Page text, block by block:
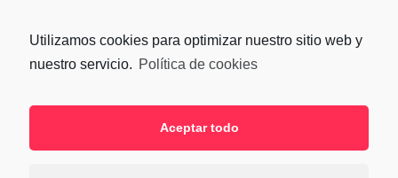
Utilizamos cookies para optimizar nuestro sitio web y
nuestro servicio. Política de cookies
Aceptar todo